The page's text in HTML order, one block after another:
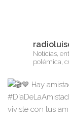
Noticias,
polémica,